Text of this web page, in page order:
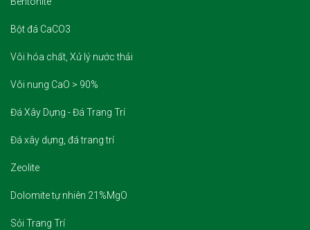
Bột đá CaCO3
Vôi hóa chất, Xử lý nước thải
Vôi nung CaO > 90%
Đá Xây Dựng - Đá Trang Trí
Đá xây dựng, đá trang trí
Zeolite
Dolomite tự nhiên 21%MgO
Sỏi Trang Trí